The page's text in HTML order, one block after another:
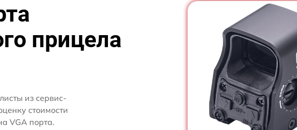
прицела
из сервис-
стоимости
VGA порта.